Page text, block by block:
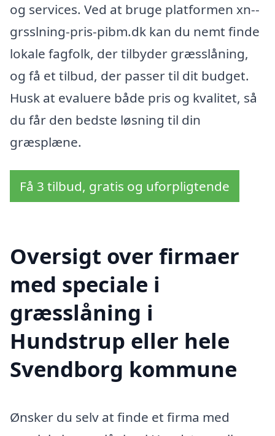
og services. Ved at bruge platformen xn--
grsslning-pris-pibm.dk kan du nemt finde
lokale fagfolk, der tilbyder græsslåning,
og få et tilbud, der passer til dit budget.
Husk at evaluere både pris og kvalitet, så
du får den bedste løsning til din
græsplæne.
Få 3 tilbud, gratis og uforpligtende
Oversigt over firmaer
med speciale i
græsslåning i
Hundstrup eller hele
Svendborg kommune
Ønsker du selv at finde et firma med